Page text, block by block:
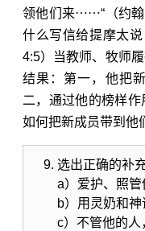
领他们来⋯⋯“（约
什么写信给提摩太说
4:5）当教师、牧师
结果：第一，他把
二，通过他的榜样
如何把新成员带到他
选出正确的补
a）爱护、照管
b）用灵奶和神
c）不管他的人